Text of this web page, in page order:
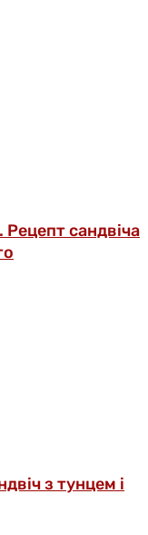
сандвіча
з тунцем і